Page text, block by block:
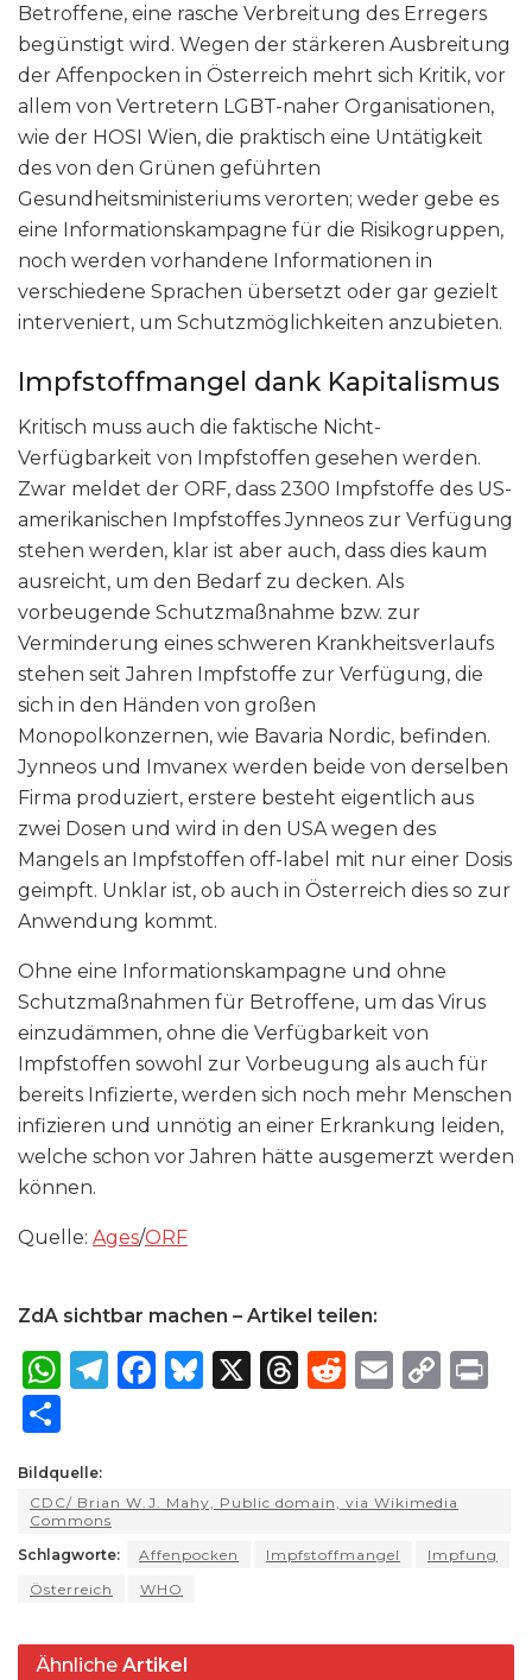
Betroffene, eine rasche Verbreitung des Erregers
begünstigt wird. Wegen der stärkeren Ausbreitung
der Affenpocken in Österreich mehrt sich Kritik, vor
allem von Vertretern LGBT-naher Organisationen,
wie der HOSI Wien, die praktisch eine Untätigkeit
des von den Grünen geführten
Gesundheitsministeriums verorten; weder gebe es
eine Informationskampagne für die Risikogruppen,
noch werden vorhandene Informationen in
verschiedene Sprachen übersetzt oder gar gezielt
interveniert, um Schutzmöglichkeiten anzubieten.
Impfstoffmangel dank Kapitalismus
Kritisch muss auch die faktische Nicht-
Verfügbarkeit von Impfstoffen gesehen werden.
Zwar meldet der ORF, dass 2300 Impfstoffe des US-
amerikanischen Impfstoffes Jynneos zur Verfügung
stehen werden, klar ist aber auch, dass dies kaum
ausreicht, um den Bedarf zu decken. Als
vorbeugende Schutzmaßnahme bzw. zur
Verminderung eines schweren Krankheitsverlaufs
stehen seit Jahren Impfstoffe zur Verfügung, die
sich in den Händen von großen
Monopolkonzernen, wie Bavaria Nordic, befinden.
Jynneos und Imvanex werden beide von derselben
Firma produziert, erstere besteht eigentlich aus
zwei Dosen und wird in den USA wegen des
Mangels an Impfstoffen off-label mit nur einer Dosis
geimpft. Unklar ist, ob auch in Österreich dies so zur
Anwendung kommt.
Ohne eine Informationskampagne und ohne
Schutzmaßnahmen für Betroffene, um das Virus
einzudämmen, ohne die Verfügbarkeit von
Impfstoffen sowohl zur Vorbeugung als auch für
bereits Infizierte, werden sich noch mehr Menschen
infizieren und unnötig an einer Erkrankung leiden,
welche schon vor Jahren hätte ausgemerzt werden
können.
Quelle: Ages/ORF
ZdA sichtbar machen – Artikel teilen:
W
ts
A
p
p
T
ra
m
F
b
o
o
k
B
k
y
X
T
d
s
R
t
E
C
Li
n
ar
e
Bildquelle:
CDC/ Brian W.J. Mahy, Public domain, via Wikimedia
Commons
Schlagworte:
Affenpocken Impfstoffmangel
Impfung
Österreich
WHO
Ähnliche Artikel